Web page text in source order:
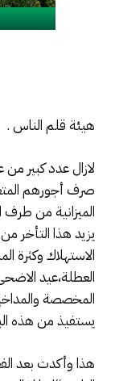
هيئة قلم الناس .
لازال عدد كبير
صرف أجورهم
الميزانية من طرف
يزيد هذا التأخر
الاستهلاك وكثرة
العطلة،عيد
المخصصة
يستفيذ من هذه
هذا وأكدت بعد